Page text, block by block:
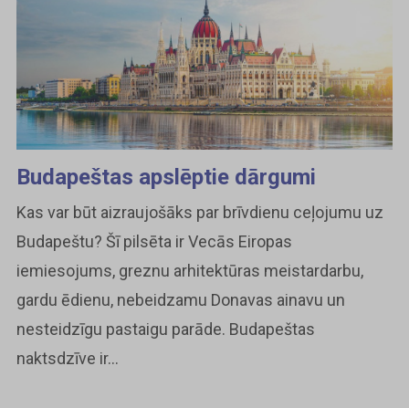
Budapeštas apslēptie dārgumi
Kas var būt aizraujošāks par brīvdienu ceļojumu uz
Budapeštu? Šī pilsēta ir Vecās Eiropas
iemiesojums, greznu arhitektūras meistardarbu,
gardu ēdienu, nebeidzamu Donavas ainavu un
nesteidzīgu pastaigu parāde. Budapeštas
naktsdzīve ir...